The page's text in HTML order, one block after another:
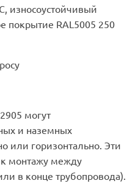
износоустойчивый
покрытие RAL5005 250
могут
и наземных
или горизонтально. Эти
монтажу между
в конце трубопровода).